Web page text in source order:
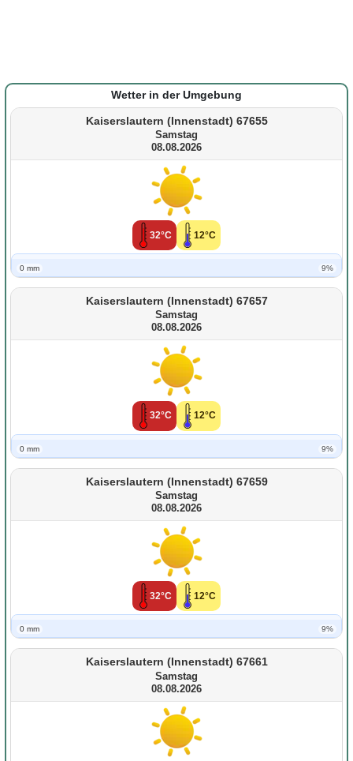
Wetter in der Umgebung
Kaiserslautern (Innenstadt) 67655
Samstag
08.08.2026
32°C 12°C
0 mm 9%
Kaiserslautern (Innenstadt) 67657
Samstag
08.08.2026
32°C 12°C
0 mm 9%
Kaiserslautern (Innenstadt) 67659
Samstag
08.08.2026
32°C 12°C
0 mm 9%
Kaiserslautern (Innenstadt) 67661
Samstag
08.08.2026